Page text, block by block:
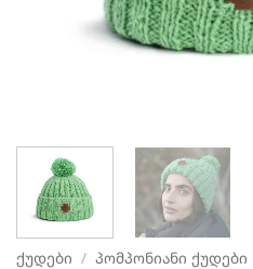
ᲥᲣᲓᲔᲑᲘ / ᲞᲝᲛᲞᲝᲜᲘᲐᲜᲘ ᲥᲣᲓᲔᲑᲘ